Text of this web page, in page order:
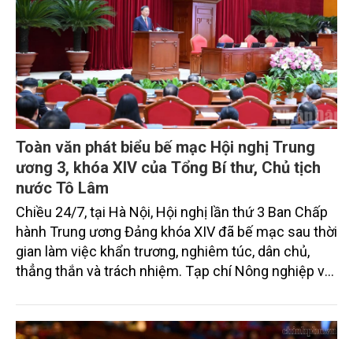
Toàn văn phát biểu bế mạc Hội nghị Trung
ương 3, khóa XIV của Tổng Bí thư, Chủ tịch
nước Tô Lâm
Chiều 24/7, tại Hà Nội, Hội nghị lần thứ 3 Ban Chấp
hành Trung ương Đảng khóa XIV đã bế mạc sau thời
gian làm việc khẩn trương, nghiêm túc, dân chủ,
thẳng thắn và trách nhiệm. Tạp chí Nông nghiệp và
biểu của Tổng Bí thư, Chủ tịch nước Tô Lâm bế mạc
hội nghị.